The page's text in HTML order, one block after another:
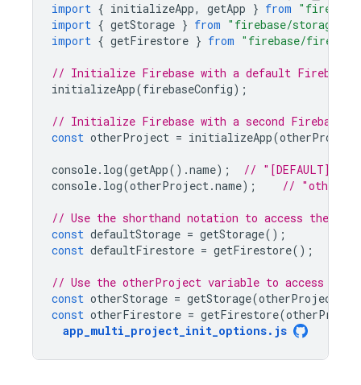
import { initializeApp, getApp } from
import { getStorage } from "firebase/storage"
import { getFirestore } from "firebase/
// Initialize Firebase with a default Firebase
initializeApp(firebaseConfig);
// Initialize Firebase with a second Firebase
const otherProject = initializeApp(
console. log(getApp().name);
// "[DEFAULT]"
console. log(otherProject.name); //
// Use the shorthand notation to access the
const defaultStorage = getStorage();
const defaultFirestore = getFirestore();
// Use the otherProject variable to access the
const otherStorage = getStorage(otherProject
const otherFirestore = getFirestore(
app_multi_project_init_options. js